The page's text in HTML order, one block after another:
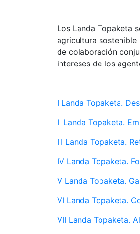
Los Landa Topaketa
agricultura sostenible
de colaboración
intereses de los
I Landa Topaketa.
II Landa Topaketa.
III Landa Topaketa.
IV Landa Topaketa.
V Landa Topaketa.
VI Landa Topaketa.
VII Landa Topaketa.